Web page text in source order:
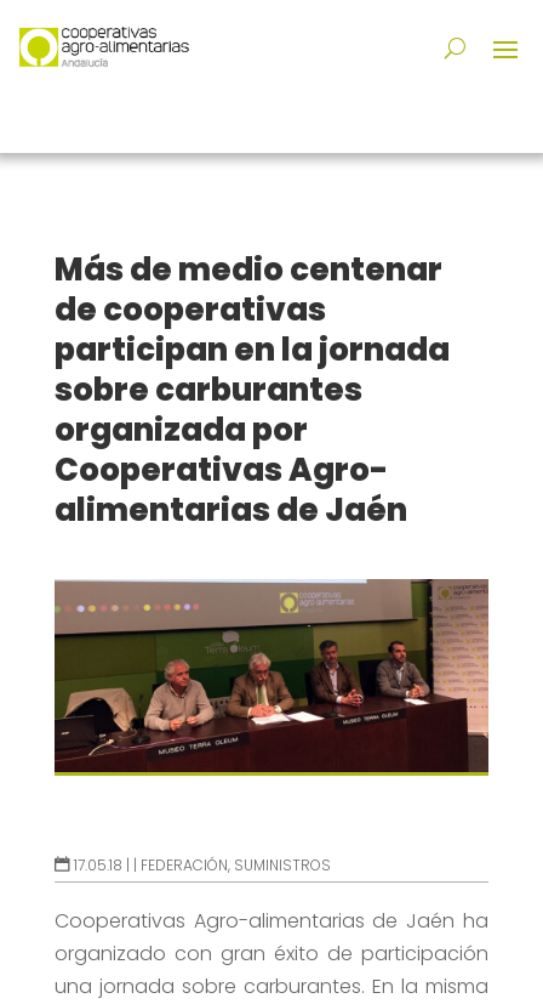
Más de medio centenar
de cooperativas
participan en la jornada
sobre carburantes
organizada por
Cooperativas Agro-
alimentarias de Jaén
17.05.18 | | FEDERACIÓN, SUMINISTROS
Cooperativas Agro-alimentarias de Jaén ha
organizado con gran éxito de participación
una jornada sobre carburantes. En la misma